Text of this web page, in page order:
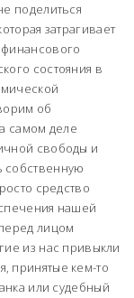
поделиться
затрагивает
состояния в
об
самом деле
свободы и
собственную
средство
нашей
лицом
из нас привыкли
принятые кем-то
или судебный